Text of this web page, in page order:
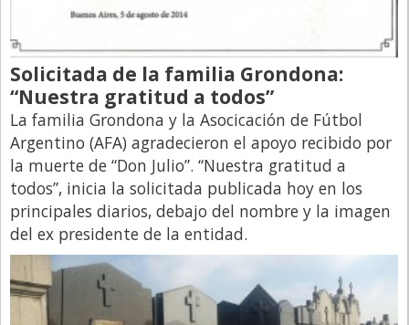
Solicitada de la familia Grondona:
“Nuestra gratitud a todos”
La familia Grondona y la Asocicación de Fútbol
Argentino (AFA) agradecieron el apoyo recibido por
la muerte de “Don Julio”. “Nuestra gratitud a
todos”, inicia la solicitada publicada hoy en los
principales diarios, debajo del nombre y la imagen
del ex presidente de la entidad.